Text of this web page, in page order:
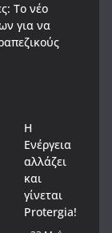
Το νέο
για να
Η
Ενέργεια
αλλάζει
και
γίνεται
Protergia!